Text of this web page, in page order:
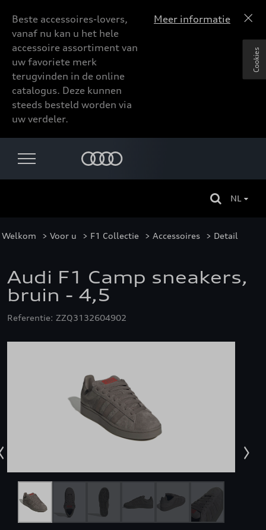
Beste accessoires-lovers,
vanaf nu kan u het hele
accessoire assortiment van
uw favoriete merk
terugvinden in de online
catalogus. Deze kunnen
steeds besteld worden via
uw verdeler.
Meer informatie
NL
Welkom > Voor u > F1 Collectie > Accessoires > Detail
Audi F1 Camp sneakers,
bruin - 4,5
Referentie: ZZQ3132604902
Cookies